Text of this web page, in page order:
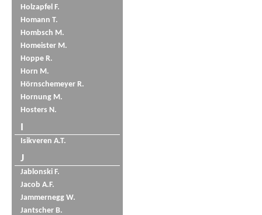
Holzapfel F.
Homann T.
Hombsch M.
Homeister M.
Hoppe R.
Horn M.
Hörnschemeyer R.
Hornung M.
Hosters N.
I
Isikveren A.T.
J
Jablonski F.
Jacob A.F.
Jammernegg W.
Jantscher B.